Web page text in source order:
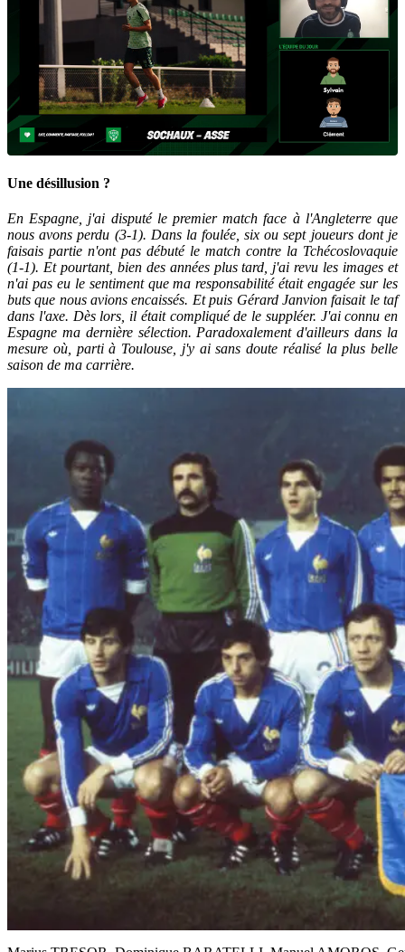
Une désillusion ?
En Espagne, j'ai disputé le premier match face à l'Angleterre que
nous avons perdu (3-1). Dans la foulée, six ou sept joueurs dont je
faisais partie n'ont pas débuté le match contre la Tchécoslovaquie
(1-1). Et pourtant, bien des années plus tard, j'ai revu les images et
n'ai pas eu le sentiment que ma responsabilité était engagée sur les
buts que nous avions encaissés. Et puis Gérard Janvion faisait le taf
dans l'axe. Dès lors, il était compliqué de le suppléer. J'ai connu en
Espagne ma dernière sélection. Paradoxalement d'ailleurs dans la
mesure où, parti à Toulouse, j'y ai sans doute réalisé la plus belle
saison de ma carrière.